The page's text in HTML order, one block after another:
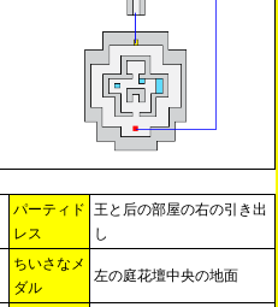
パーティド
レス
王と后の部屋の右の引き出
し
ちいさなメ
ダル
左の庭花壇中央の地面